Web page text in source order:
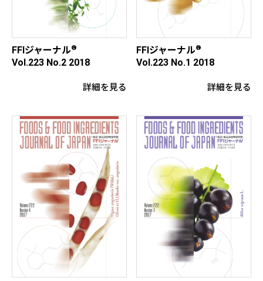
FFIジャーナル®
Vol.223 No.2 2018
詳細を見る
FFIジャーナル®
Vol.223 No.1 2018
詳細を見る